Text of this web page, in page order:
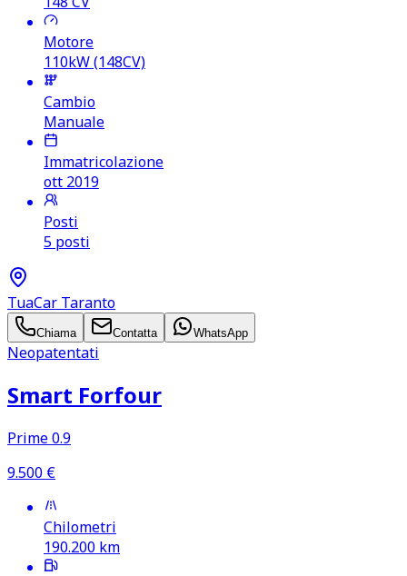
Motore
110kW (148CV)
Cambio
Manuale
Immatricolazione
ott 2019
Posti
5 posti
TuaCar Taranto
Chiama Contatta WhatsApp
Neopatentati
Smart Forfour
Prime 0.9
9.500 €
Chilometri
190.200 km